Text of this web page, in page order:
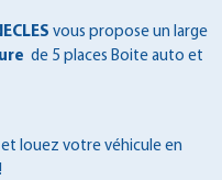
vous propose un large
de 5 places Boite auto et
louez votre véhicule en